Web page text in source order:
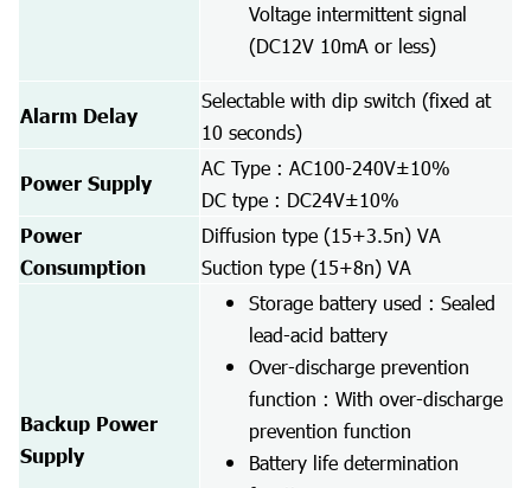
Voltage intermittent signal
(DC12V 10mA or less)
Alarm Delay
Selectable with dip switch (fixed at
10 seconds)
Power Supply
AC Type : AC100-240V±10%
DC type : DC24V±10%
Power
Consumption
Diffusion type (15+3.5n) VA
Suction type (15+8n) VA
Backup Power
Supply
Storage battery used : Sealed
lead-acid battery
Over-discharge prevention
function : With over-discharge
prevention function
Battery life determination